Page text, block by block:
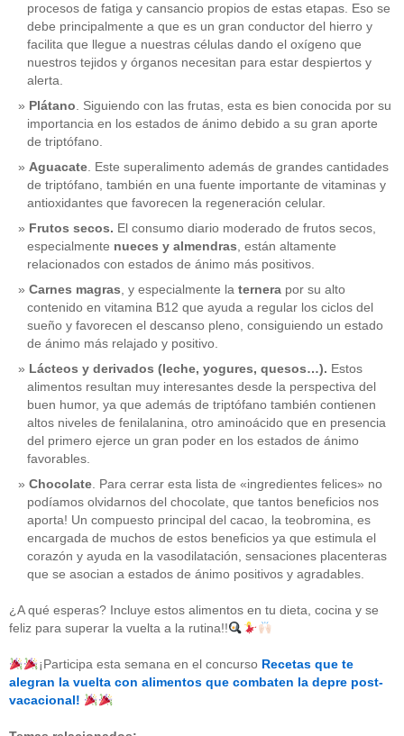
CATEGORÍAS
acido-folico (4)
alergias(3)
alimentos(22)
alimentos-perjudiaciales (17)
antioxidantes (6)
beneficios-salud(53)
calcio
procesos de fatiga y cansancio propios de estas etapas. Eso se
debe principalmente a que es un gran conductor del hierro y
facilita que llegue a nuestras células dando el oxígeno que
nuestros tejidos y órganos necesitan para estar despiertos y
alerta.
Plátano. Siguiendo con las frutas, esta es bien conocida por su
importancia en los estados de ánimo debido a su gran aporte
de triptófano.
Aguacate. Este superalimento además de grandes cantidades
de triptófano, también en una fuente importante de vitaminas y
antioxidantes que favorecen la regeneración celular.
Frutos secos. El consumo diario moderado de frutos secos,
especialmente nueces y almendras, están altamente
relacionados con estados de ánimo más positivos.
Carnes magras, y especialmente la ternera por su alto
contenido en vitamina B12 que ayuda a regular los ciclos del
sueño y favorecen el descanso pleno, consiguiendo un estado
de ánimo más relajado y positivo.
Lácteos y derivados (leche, yogures, quesos…). Estos
alimentos resultan muy interesantes desde la perspectiva del
buen humor, ya que además de triptófano también contienen
altos niveles de fenilalanina, otro aminoácido que en presencia
del primero ejerce un gran poder en los estados de ánimo
favorables.
Chocolate. Para cerrar esta lista de «ingredientes felices» no
podíamos olvidarnos del chocolate, que tantos beneficios nos
aporta! Un compuesto principal del cacao, la teobromina, es
encargada de muchos de estos beneficios ya que estimula el
corazón y ayuda en la vasodilatación, sensaciones placenteras
que se asocian a estados de ánimo positivos y agradables.
¿A qué esperas? Incluye estos alimentos en tu dieta, cocina y se
feliz para superar la vuelta a la rutina!!
¡Participa esta semana en el concurso Recetas que te
alegran la vuelta con alimentos que combaten la depre post-
vacacional!